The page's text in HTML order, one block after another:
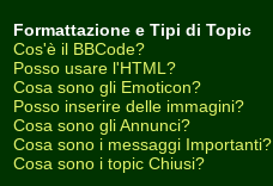
Formattazione e Tipi di Topic
Cos'è il BBCode?
Posso usare l'HTML?
Cosa sono gli Emoticon?
Posso inserire delle immagini?
Cosa sono gli Annunci?
Cosa sono i messaggi Importanti?
Cosa sono i topic Chiusi?